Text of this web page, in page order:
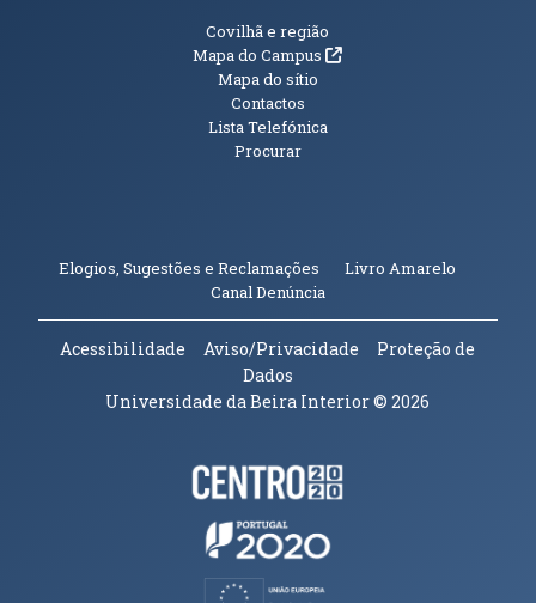
Informações Adicionais
Covilhã e região
Mapa do Campus(abre em nova janela)
Mapa do sítio
Contactos
Lista Telefónica
Procurar
Elogios, Sugestões e Reclamações Livro Amarelo
Canal Denúncia(abre em nova janela)
Acessibilidade Aviso/Privacidade
Proteção de
Dados
Universidade da Beira Interior© 2026
Parceiros e Financiadores